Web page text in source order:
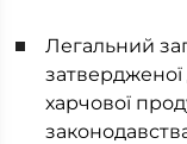
Легальний
харчової